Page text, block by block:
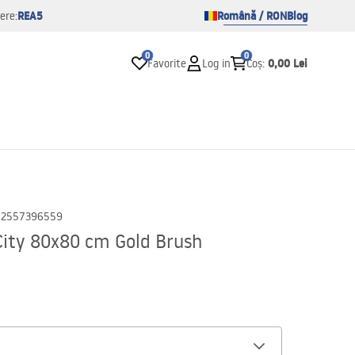
REA5 Română / RONBlog
0
Favorite Log in
0
Coș: 0,00 Lei
80x80 cm Gold Brush